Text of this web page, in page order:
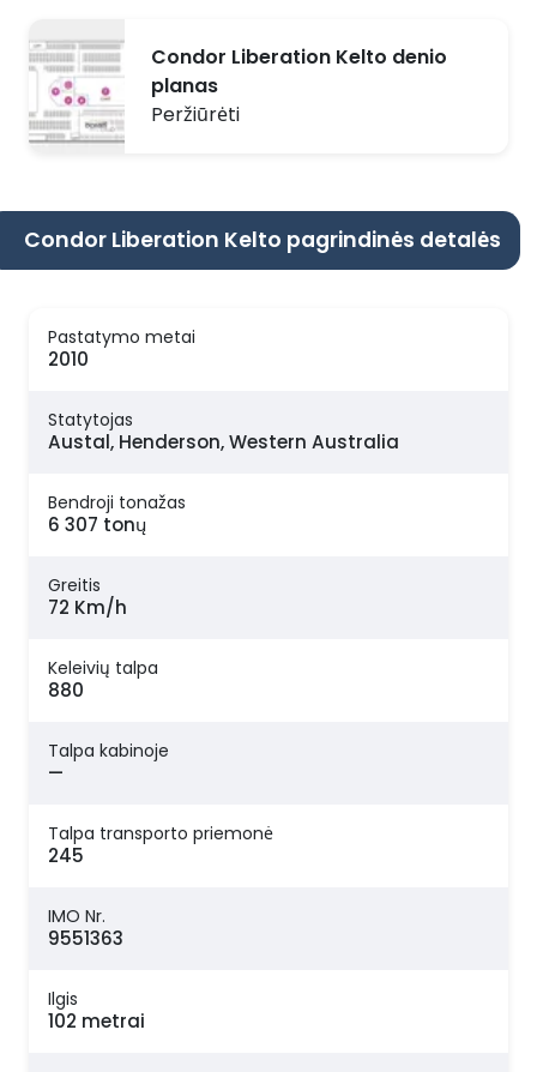
Condor Liberation Kelto denio
planas
Peržiūrėti
Condor Liberation Kelto pagrindinės detalės
Pastatymo metai
2010
Statytojas
Austal, Henderson, Western Australia
Bendroji tonažas
6 307 tonų
Greitis
72 Km/h
Keleivių talpa
880
Talpa kabinoje
—
Talpa transporto priemonė
245
IMO Nr.
9551363
Ilgis
102 metrai